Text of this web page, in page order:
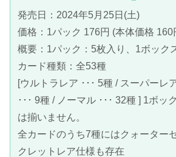
発売日：2024年5月25日(土)
価格：1パック 176円 (本体価格 160
概要：1パック：5枚入り、1ボック
カード種類：全53種
[ウルトラレア ･･･ 5種 / スーパーレ
･･･ 9種 / ノーマル ･･･ 32種 ] 1ボッ
は揃いません。
全カードのうち7種にはクォーター
クレットレア仕様も存在